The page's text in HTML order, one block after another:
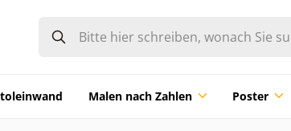
Malen nach Zahlen Poster